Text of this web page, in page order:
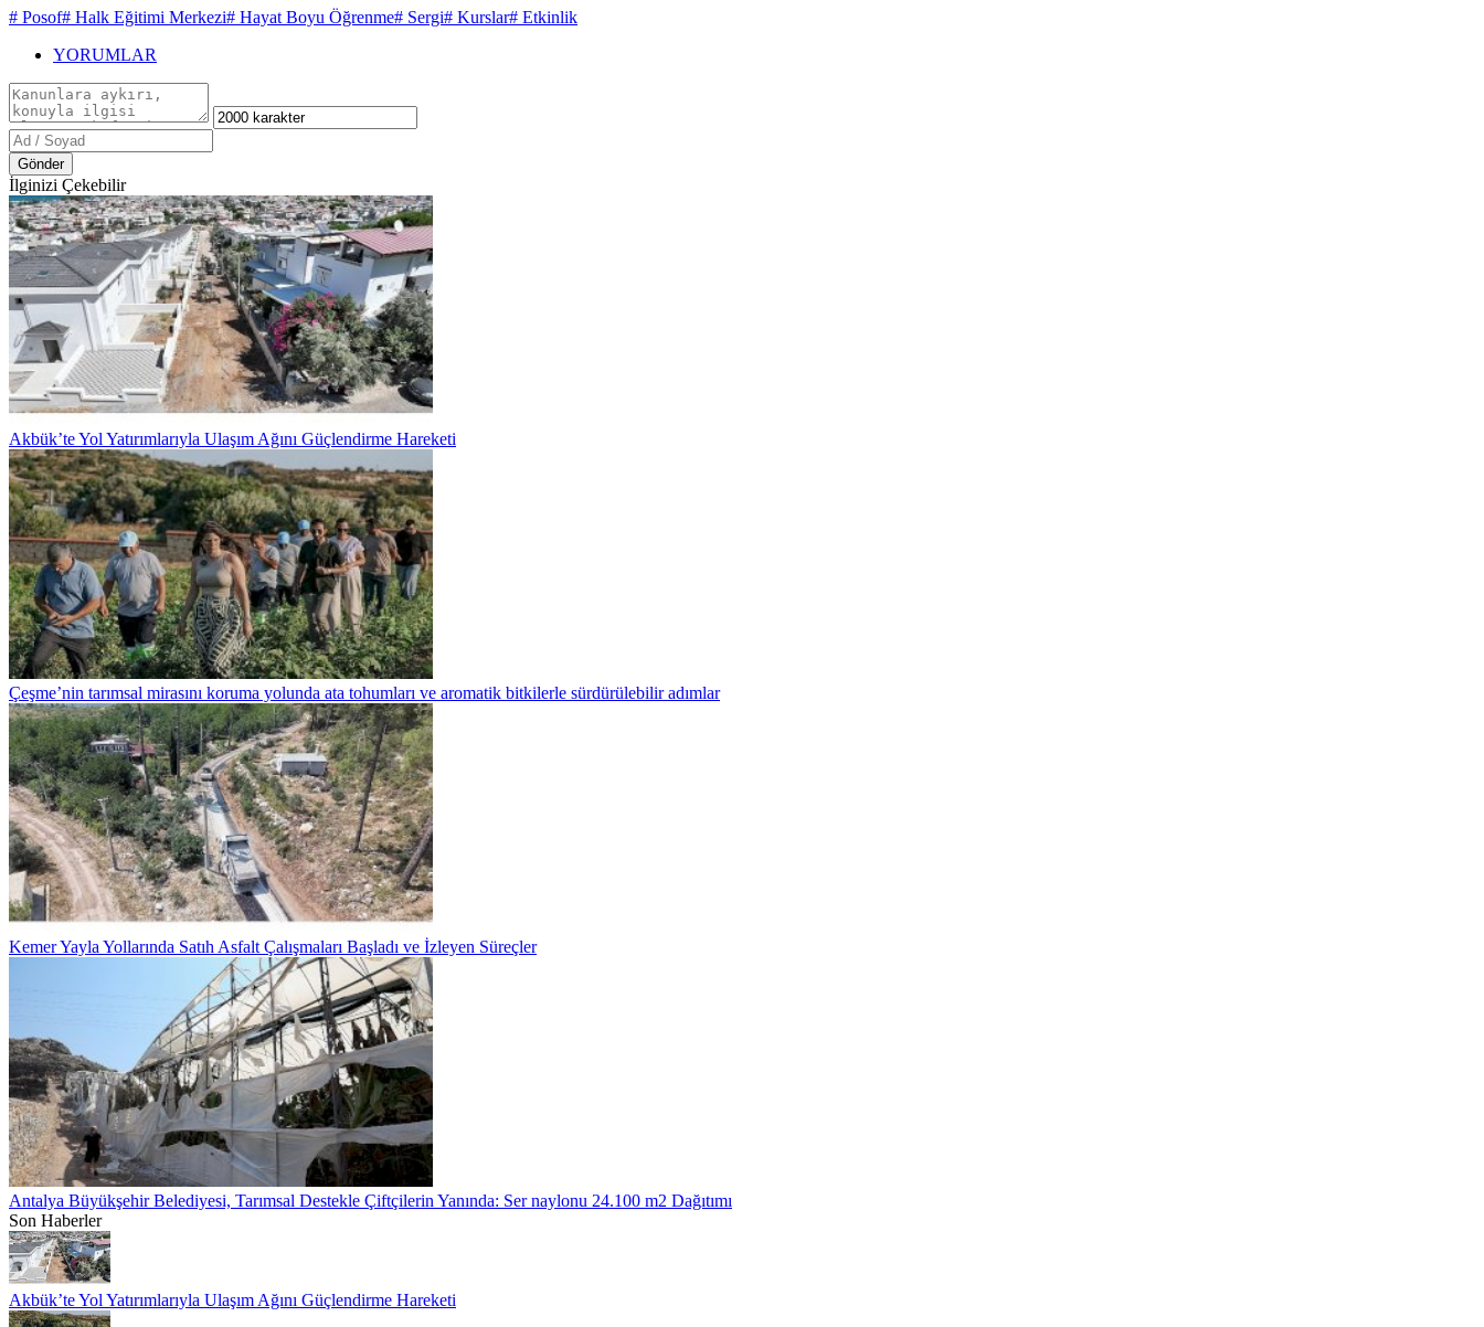
# Posof# Halk Eğitimi Merkezi# Hayat Boyu Öğrenme# Sergi# Kurslar# Etkinlik
YORUMLAR
Gönder
İlginizi Çekebilir
Akbük’te Yol Yatırımlarıyla Ulaşım Ağını Güçlendirme Hareketi
Çeşme’nin tarımsal mirasını koruma yolunda ata tohumları ve aromatik bitkilerle sürdürülebilir adımlar
Kemer Yayla Yollarında Satıh Asfalt Çalışmaları Başladı ve İzleyen Süreçler
Antalya Büyükşehir Belediyesi, Tarımsal Destekle Çiftçilerin Yanında: Ser naylonu 24.100 m2 Dağıtımı
Son Haberler
Akbük’te Yol Yatırımlarıyla Ulaşım Ağını Güçlendirme Hareketi